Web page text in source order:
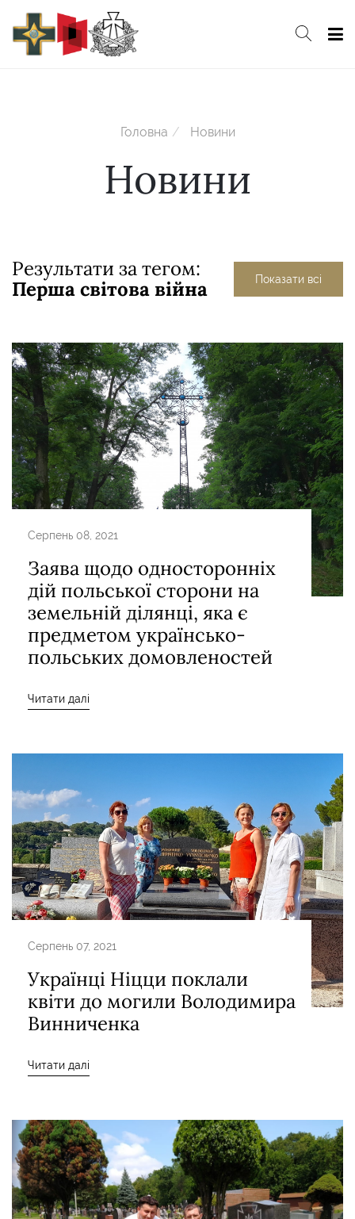
Головна Новини
Новини
Результати за тегом:
Перша світова війна
Показати всі
Серпень 08, 2021
Заява щодо односторонніх
дій польської сторони на
земельній ділянці, яка є
предметом українсько-
польських домовленостей
Читати далі
Серпень 07, 2021
Українці Ніцци поклали
квіти до могили Володимира
Винниченка
Читати далі